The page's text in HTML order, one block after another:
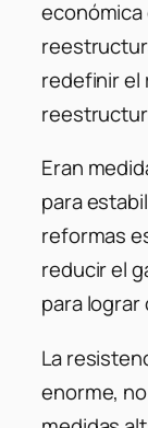
redefinir el
Eran
para
reformas
reducir el
para
La
enorme,